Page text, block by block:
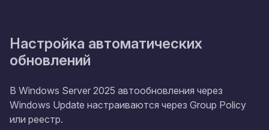
Настройка автоматических
обновлений
В Windows Server 2025 автообновления через
Windows Update настраиваются через Group Policy
или реестр.